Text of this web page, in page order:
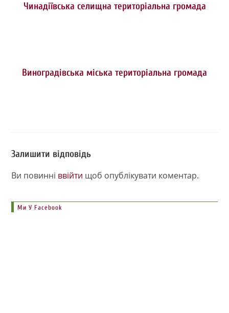
Чинадіївська селищна територіальна громада
Виноградівська міська територіальна громада
Залишити відповідь
Ви повинні ввійти щоб опублікувати коментар.
Ми У Facebook